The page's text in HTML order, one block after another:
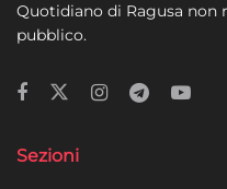
Quotidiano di Ragusa non
pubblico.
Sezioni